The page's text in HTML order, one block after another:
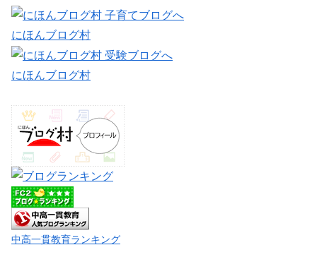
にほんブログ村
にほんブログ村
中高一貫教育ランキング